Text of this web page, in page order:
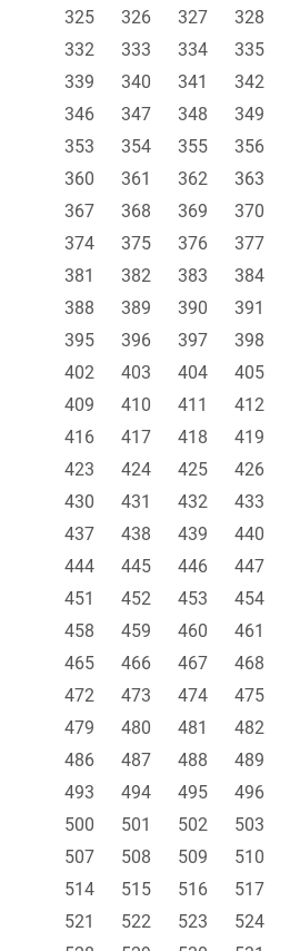
325
326 327 328
332
333 334 335
339
340 341 342
346
347 348 349
353
354 355 356
360
361 362 363
367
368 369 370
374
375 376 377
381
382 383 384
388
389 390 391
395
396 397 398
402
403 404 405
409
410 411 412
416
417 418 419
423
424 425 426
430
431 432 433
437
438 439 440
444
445 446 447
451
452 453 454
458
459 460 461
465
466 467 468
472
473 474 475
479
480 481 482
486
487 488 489
493
494 495 496
500
501 502 503
507
508 509 510
514
515 516 517
521
522 523 524